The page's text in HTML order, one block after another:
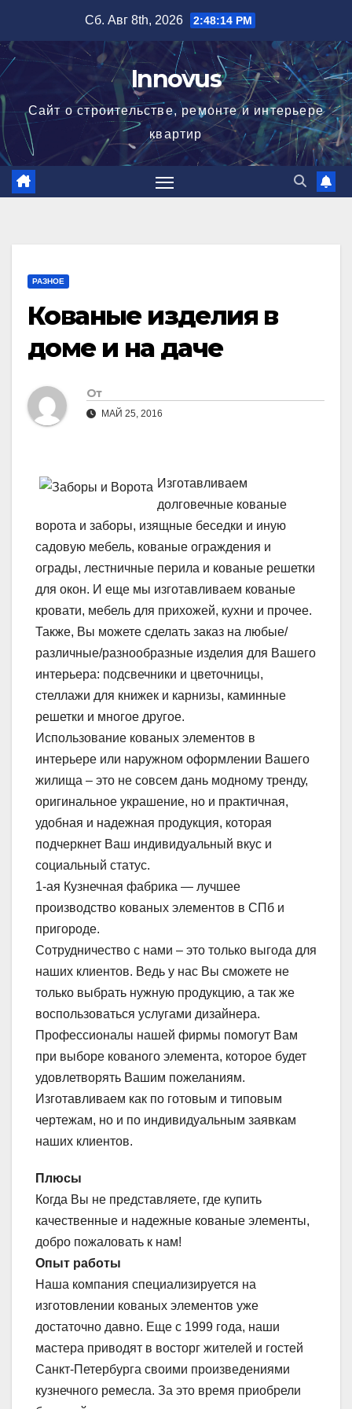
содержимому
Сб. Авг 8th, 2026 2:48:14 PM
Innovus
Сайт о строительстве, ремонте и интерьере
квартир
РАЗНОЕ
Кованые изделия в
доме и на даче
От
МАЙ 25, 2016
Изготавливаем
долговечные кованые
ворота и заборы, изящные беседки и иную
садовую мебель, кованые ограждения и
ограды, лестничные перила и кованые решетки
для окон. И еще мы изготавливаем кованые
кровати, мебель для прихожей, кухни и прочее.
Также, Вы можете сделать заказ на любые/
различные/разнообразные изделия для Вашего
интерьера: подсвечники и цветочницы,
стеллажи для книжек и карнизы, каминные
решетки и многое другое.
Использование кованых элементов в
интерьере или наружном оформлении Вашего
жилища – это не совсем дань модному тренду,
оригинальное украшение, но и практичная,
удобная и надежная продукция, которая
подчеркнет Ваш индивидуальный вкус и
социальный статус.
1-ая Кузнечная фабрика — лучшее
производство кованых элементов в СПб и
пригороде.
Сотрудничество с нами – это только выгода для
наших клиентов. Ведь у нас Вы сможете не
только выбрать нужную продукцию, а так же
воспользоваться услугами дизайнера.
Профессионалы нашей фирмы помогут Вам
при выборе кованого элемента, которое будет
удовлетворять Вашим пожеланиям.
Изготавливаем как по готовым и типовым
чертежам, но и по индивидуальным заявкам
наших клиентов.
Плюсы
Когда Вы не представляете, где купить
качественные и надежные кованые элементы,
добро пожаловать к нам!
Опыт работы
Наша компания специализируется на
изготовлении кованых элементов уже
достаточно давно. Еще с 1999 года, наши
мастера приводят в восторг жителей и гостей
Санкт-Петербурга своими произведениями
кузнечного ремесла. За это время приобрели